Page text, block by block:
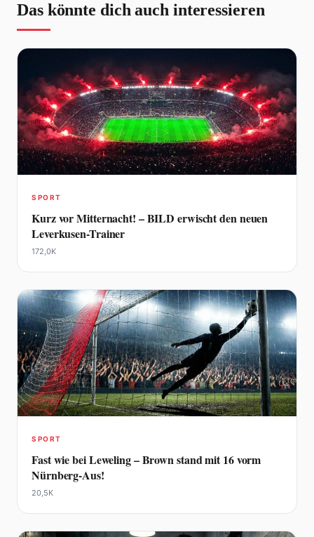
Das könnte dich auch interessieren
SPORT
Kurz vor Mitternacht! – BILD erwischt den neuen
Leverkusen-Trainer
172,0K
SPORT
Fast wie bei Leweling – Brown stand mit 16 vorm
Nürnberg-Aus!
20,5K